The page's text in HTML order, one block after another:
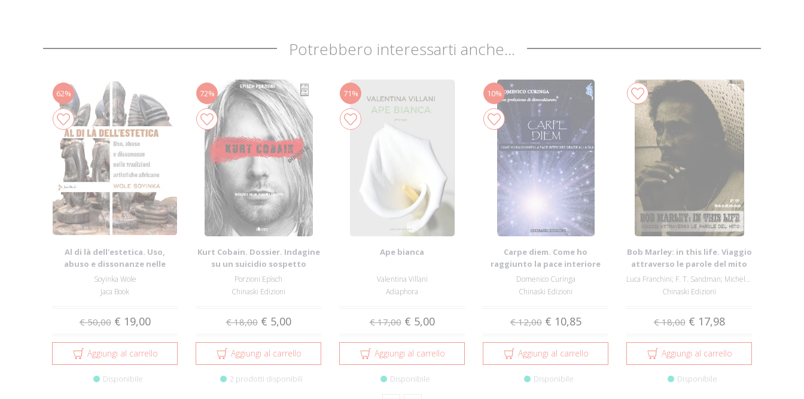
Potrebbero interessarti anche...
62%
Al di là dell'estetica. Uso,
abuso e dissonanze nelle
tradizioni...
Soyinka Wole
Jaca Book
€ 50,00 € 19,00
Aggiungi al carrello
Disponibile
72%
Kurt Cobain. Dossier. Indagine
su un suicidio sospetto
Porzioni Epìsch
Chinaski Edizioni
€ 18,00 € 5,00
Aggiungi al carrello
2 prodotti disponibili
71%
Ape bianca
Valentina Villani
Adiaphora
€ 17,00 € 5,00
Aggiungi al carrello
Disponibile
10%
Carpe diem. Come ho
raggiunto la pace interiore
grazie alla SLA
Domenico Curinga
Chinaski Edizioni
€ 12,00 € 10,85
Aggiungi al carrello
Disponibile
Bob Marley: in this life. Viaggio
attraverso le parole del mito
Luca Franchini; F. T. Sandman; Michele Pos...
Chinaski Edizioni
€ 18,00 € 17,98
Aggiungi al carrello
Disponibile